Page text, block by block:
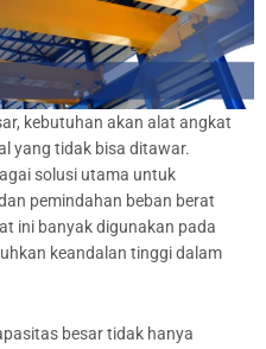
kebutuhan akan alat angkat
yang tidak bisa ditawar.
solusi utama untuk
pemindahan beban berat
ini banyak digunakan pada
keandalan tinggi dalam
besar tidak hanya